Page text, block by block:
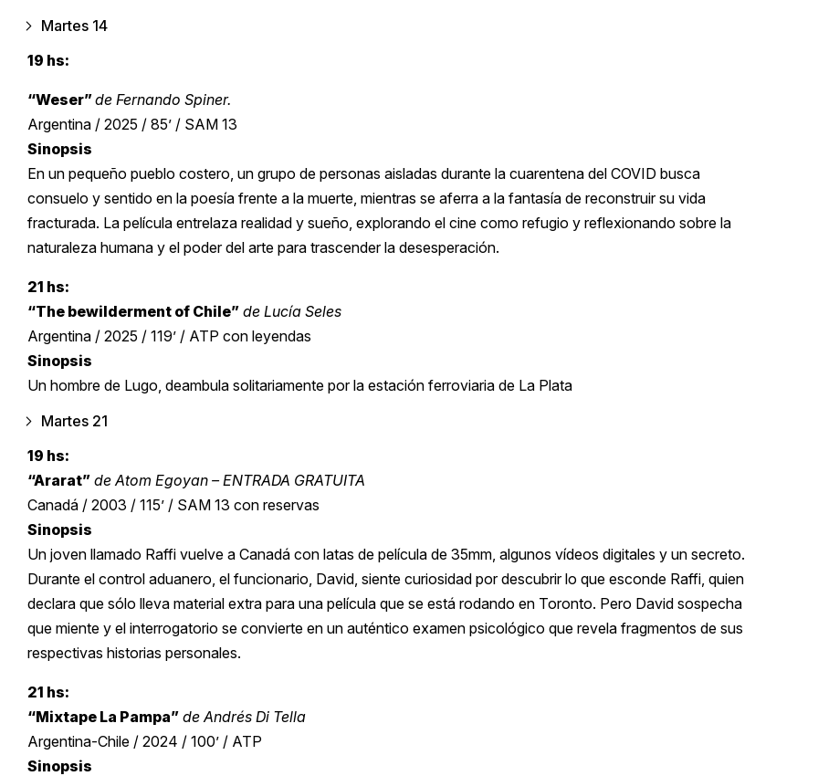
Martes 14
19 hs:
“Weser”de Fernando Spiner.
Argentina / 2025 / 85’ / SAM 13
Sinopsis
En un pequeño pueblo costero, un grupo de personas aisladas durante la cuarentena del COVID busca
consuelo y sentido en la poesía frente a la muerte, mientras se aferra a la fantasía de reconstruir su vida
fracturada. La película entrelaza realidad y sueño, explorando el cine como refugio y reflexionando sobre la
naturaleza humana y el poder del arte para trascender la desesperación.
21 hs:
“The bewilderment of Chile” de Lucía Seles
Argentina / 2025 / 119’ / ATP con leyendas
Sinopsis
Un hombre de Lugo, deambula solitariamente por la estación ferroviaria de La Plata
Martes 21
19 hs:
“Ararat” de Atom Egoyan – ENTRADA GRATUITA
Canadá / 2003 / 115’ / SAM 13 con reservas
Sinopsis
Un joven llamado Raffi vuelve a Canadá con latas de película de 35mm, algunos vídeos digitales y un secreto.
Durante el control aduanero, el funcionario, David, siente curiosidad por descubrir lo que esconde Raffi, quien
declara que sólo lleva material extra para una película que se está rodando en Toronto. Pero David sospecha
que miente y el interrogatorio se convierte en un auténtico examen psicológico que revela fragmentos de sus
respectivas historias personales.
21 hs:
“Mixtape La Pampa” de Andrés Di Tella
Argentina-Chile / 2024 / 100’ / ATP
Sinopsis